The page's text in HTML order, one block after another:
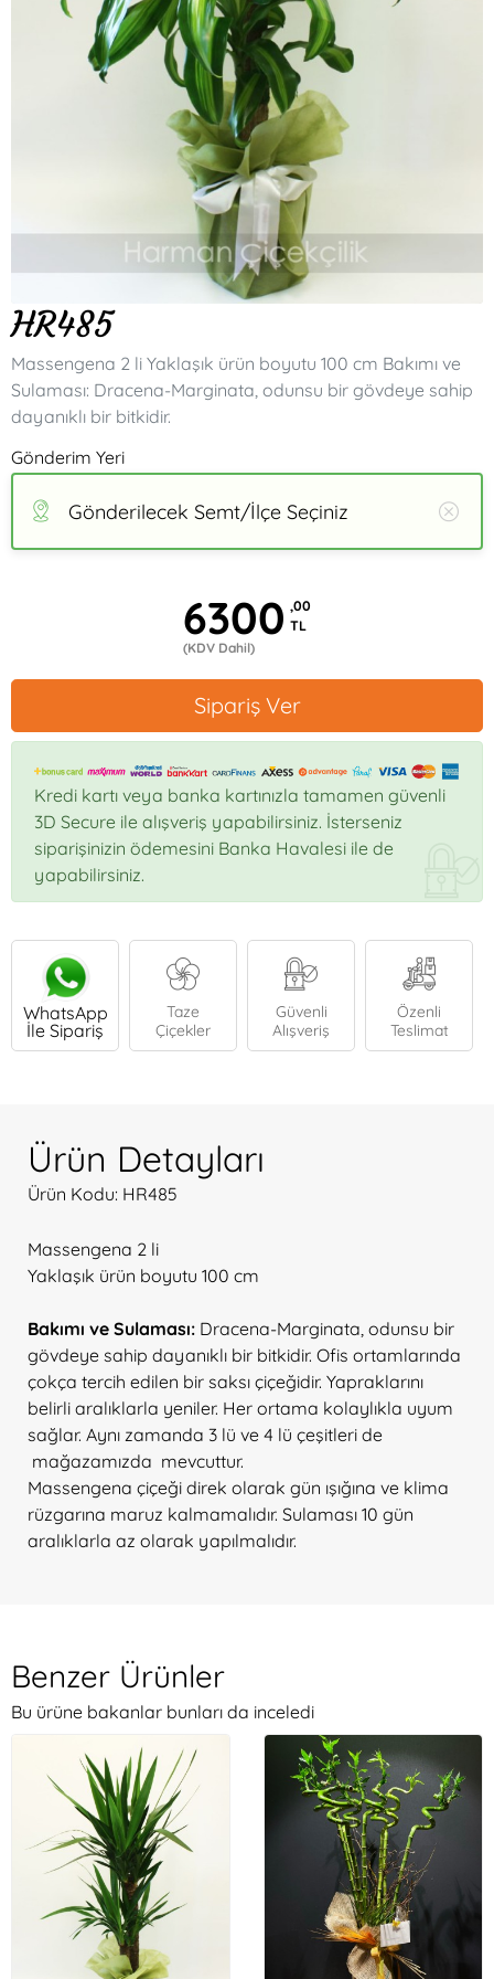
HR485
Massengena 2 li Yaklaşık ürün boyutu 100 cm Bakımı ve
Sulaması: Dracena-Marginata, odunsu bir gövdeye sahip
dayanıklı bir bitkidir.
Gönderim Yeri
Gönderilecek Semt/İlçe Seçiniz
6300 ,00
TL
(KDV Dahil)
Sipariş Ver
Kredi kartı veya banka kartınızla tamamen güvenli
3D Secure ile alışveriş yapabilirsiniz. İsterseniz
siparişinizin ödemesini Banka Havalesi ile de
yapabilirsiniz.
WhatsApp
İle Sipariş
Taze
Çiçekler
Güvenli
Alışveriş
Özenli
Teslimat
Ürün Detayları
Ürün Kodu: HR485
Massengena 2 li
Yaklaşık ürün boyutu 100 cm
Bakımı ve Sulaması: Dracena-Marginata, odunsu bir
gövdeye sahip dayanıklı bir bitkidir. Ofis ortamlarında
çokça tercih edilen bir saksı çiçeğidir. Yapraklarını
belirli aralıklarla yeniler. Her ortama kolaylıkla uyum
sağlar. Aynı zamanda 3 lü ve 4 lü çeşitleri de
mağazamızda mevcuttur.
Massengena çiçeği direk olarak gün ışığına ve klima
rüzgarına maruz kalmamalıdır. Sulaması 10 gün
aralıklarla az olarak yapılmalıdır.
Benzer Ürünler
Bu ürüne bakanlar bunları da inceledi